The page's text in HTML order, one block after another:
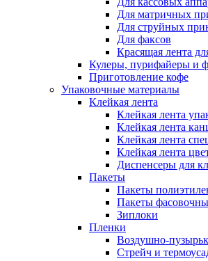
Для матричных
Для струйных
Для факсов
Красящая лента
Кулеры, пурифайеры и
Приготовление кофе
Упаковочные материалы
Клейкая лента
Клейкая лента
Клейкая лента
Клейкая лента
Клейкая лента
Диспенсеры для
Пакеты
Пакеты
Пакеты
Зиплоки
Пленки
Воздушно-
Стрейч и